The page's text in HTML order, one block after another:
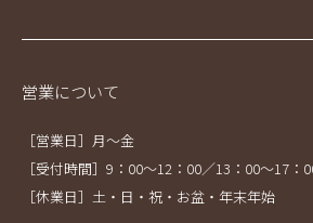
営業について
［営業日］月～金
［受付時間］9：00～12：00／13：00～17：
［休業日］土・日・祝・お盆・年末年始